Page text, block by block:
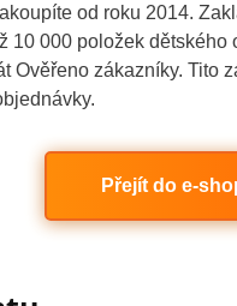
od roku 2014.
10 000 položek
Ověřeno zákazníky. Tito
Přejít do e-